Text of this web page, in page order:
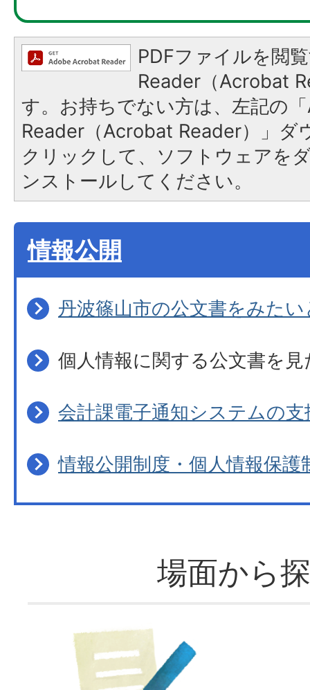
PDFファイルを閲
Reader（Acrobat
す。お持ちでない方は、左記の
Reader（Acrobat Reader）」ダ
クリックして、ソフトウェアを
ンストールしてください。
情報公開
丹波篠山市の公文書をみた
個人情報に関する公文書を
会計課電子通知システムの支
情報公開制度・個人情報保護
場面から